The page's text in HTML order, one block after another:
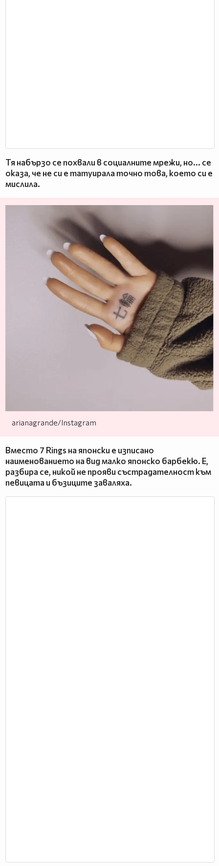
Тя набързо се похвали в социалните мрежи, но... се
оказа, че не си е татуирала точно това, което си е
мислила.
arianagrande/Instagram
Вместо 7 Rings на японски е изписано
наименованието на вид малко японско барбекю. Е,
разбира се, никой не прояви състрадателност към
певицата и бъзиците заваляха.